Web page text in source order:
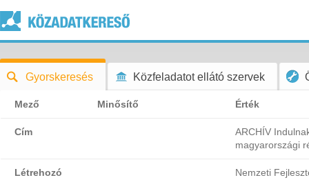
Gyorskeresés Közfeladatot ellátó szervek
Mező Minősítő Érték
Cím
ARCHÍV
magyarországi
Létrehozó Nemzeti